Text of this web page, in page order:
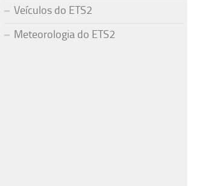
Veículos do ETS2
Meteorologia do ETS2